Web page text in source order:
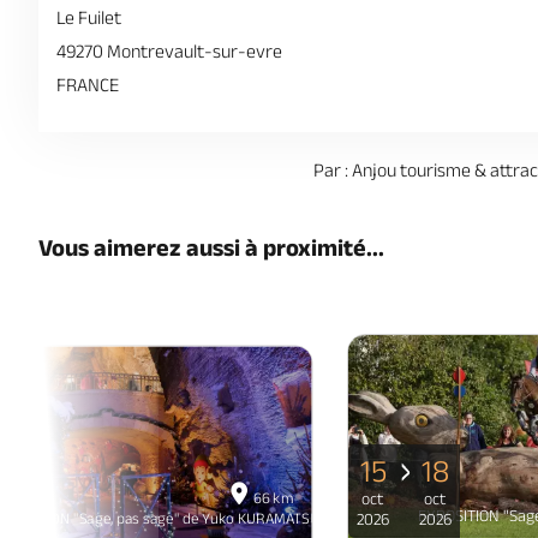
Le Fuilet
49270 Montrevault-sur-evre
FRANCE
Par : Anjou tourisme &
Vous aimerez aussi à proximité...
66 km
"Sage, pas sage" de Yuko KURAMATSU - Céramique contemporaine
EXPOSITION
15
oct
2026
18
oct
2026